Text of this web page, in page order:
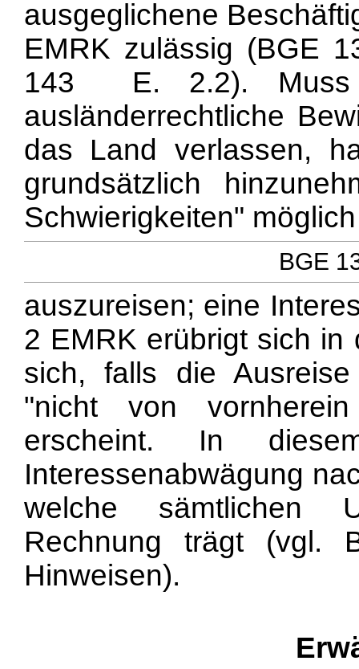
ausgeglichene
EMRK zulässig (BGE
143 E. 2.2). Muss
ausländerrechtliche
das Land verlassen,
grundsätzlich
Schwierigkeiten"
BGE
auszureisen; eine
2 EMRK erübrigt sich in
sich, falls die
"nicht von
erscheint. In
Interessenabwägung
welche sämtlichen
Rechnung trägt
Hinweisen).